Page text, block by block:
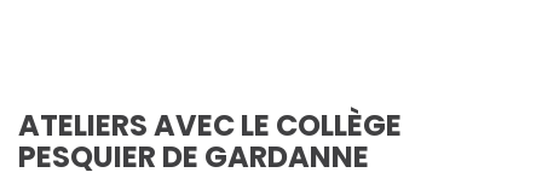
ATELIERS AVEC LE COLLÈGE
PESQUIER DE GARDANNE